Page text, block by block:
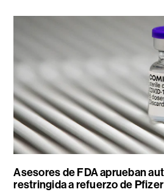
Asesores de FDA aprueban
restringida a refuerzo de Pfizer